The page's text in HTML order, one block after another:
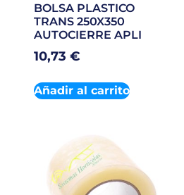
BOLSA PLASTICO
TRANS 250X350
AUTOCIERRE APLI
10,73 €
Añadir al carrito